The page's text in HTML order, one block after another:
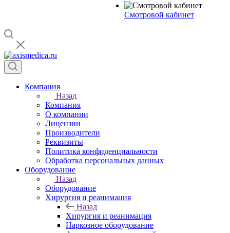
Смотровой кабинет
Компания
Назад
Компания
О компании
Лицензии
Производители
Реквизиты
Политика конфиденциальности
Обработка персональных данных
Оборудование
Назад
Оборудование
Хирургия и реанимация
Назад
Хирургия и реанимация
Наркозное оборудование